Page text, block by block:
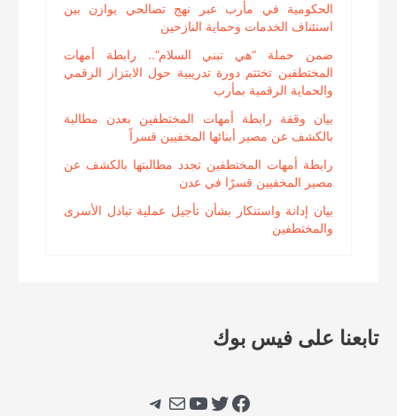
الحكومية في مأرب عبر نهج تصالحي يوازن بين
استئناف الخدمات وحماية النازحين
ضمن حملة “هي تبني السلام”.. رابطة أمهات
المختطفين تختتم دورة تدريبية حول الابتزاز الرقمي
والحماية الرقمية بمأرب
بيان وقفة رابطة أمهات المختطفين بعدن مطالبة
بالكشف عن مصير أبنائها المخفيين قسراً
رابطة أمهات المختطفين تجدد مطالبتها بالكشف عن
مصير المخفيين قسرًا في عدن
بيان إدانة واستنكار بشأن تأجيل عملية تبادل الأسرى
والمختطفين
تابعنا على فيس بوك
فيسبوك تويتر يوتيوببريد تيليجرام